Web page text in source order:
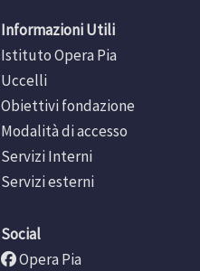
Informazioni Utili
Istituto Opera Pia
Uccelli
Obiettivi fondazione
Modalità di accesso
Servizi Interni
Servizi esterni
Social
Opera Pia